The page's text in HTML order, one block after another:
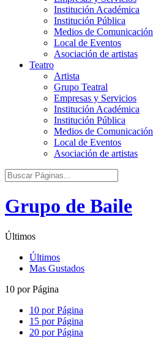
Institución Académica
Institución Pública
Medios de Comunicación
Local de Eventos
Asociación de artistas
Teatro
Artista
Grupo Teatral
Empresas y Servicios
Institución Académica
Institución Pública
Medios de Comunicación
Local de Eventos
Asociación de artistas
Grupo de Baile
Últimos
Últimos
Mas Gustados
10 por Página
10 por Página
15 por Página
20 por Página